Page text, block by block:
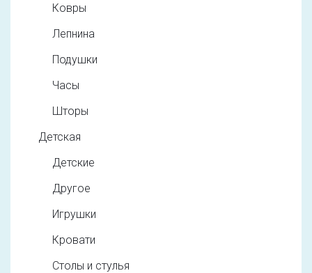
Ковры
Лепнина
Подушки
Часы
Шторы
Детская
Детские
Другое
Игрушки
Кровати
Столы и стулья